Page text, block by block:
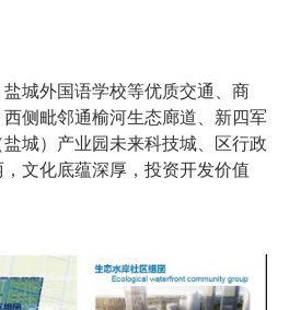
城外国语学校等优质交通、商
侧毗邻通榆河生态廊道、新四军
城）产业园未来科技城、区行政
文化底蕴深厚，投资开发价值